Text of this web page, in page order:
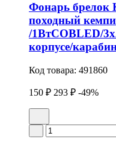
Фонарь
походный
/1ВтCOBLED/
корпусе/
Код товара: 491860
150 ₽ 293 ₽ -49%